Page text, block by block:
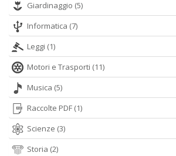
Giardinaggio (5)
Informatica (7)
Leggi (1)
Motori e Trasporti (11)
Musica (5)
Raccolte PDF (1)
Scienze (3)
Storia (2)